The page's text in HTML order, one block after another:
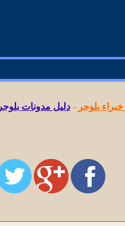
بلوجر -دليل مدونات بلوجر